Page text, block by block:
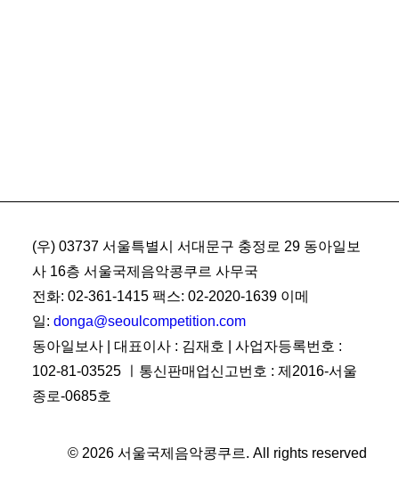
(우) 03737 서울특별시 서대문구 충정로 29 동아일보
사 16층 서울국제음악콩쿠르 사무국
전화: 02-361-1415 팩스: 02-2020-1639 이메
일: donga@seoulcompetition.com
동아일보사 | 대표이사 : 김재호 | 사업자등록번호 :
102-81-03525 ㅣ통신판매업신고번호 : 제2016-서울
종로-0685호
© 2026 서울국제음악콩쿠르. All rights reserved